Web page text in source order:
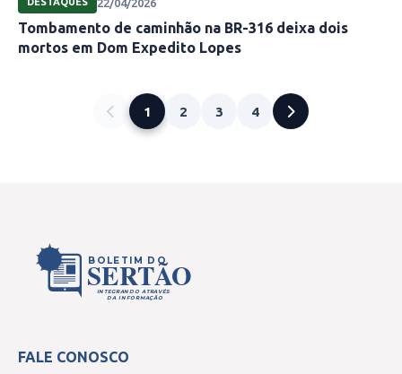
Tombamento de caminhão na BR-316 deixa dois
mortos em Dom Expedito Lopes
1 2 3 4
BOLETIM DO
SERTÃO
INTEGRANDO ATRAVÉS
DA INFORMAÇÃO
FALE CONOSCO